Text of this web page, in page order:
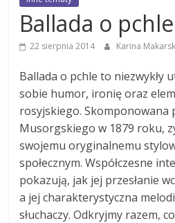
Ballada o pchle
22 sierpnia 2014 Karina
Ballada o pchle to niezwykły
sobie humor, ironię oraz
rosyjskiego. Skomponowana
Musorgskiego w 1879 roku,
swojemu oryginalnemu
społecznym. Współczesne
pokazują, jak jej przesłanie
a jej charakterystyczna
słuchaczy. Odkryjmy razem,